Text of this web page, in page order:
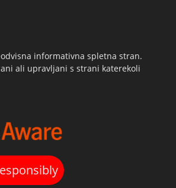
informativna spletna stran.
ali upravljani s strani katerekoli